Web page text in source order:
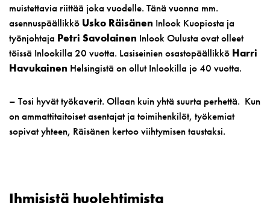
muistettavia riittää joka vuodelle. Tänä vuonna mm.
asennuspäällikkö Usko Räisänen Inlook Kuopiosta ja
työnjohtaja Petri Savolainen Inlook Oulusta ovat olleet
töissä Inlookilla 20 vuotta. Lasiseinien osastopäällikkö Harri
Havukainen Helsingistä on ollut Inlookilla jo 40 vuotta.
– Tosi hyvät työkaverit. Ollaan kuin yhtä suurta perhettä. Kun
on ammattitaitoiset asentajat ja toimihenkilöt, työkemiat
sopivat yhteen, Räisänen kertoo viihtymisen taustaksi.
Ihmisistä huolehtimista